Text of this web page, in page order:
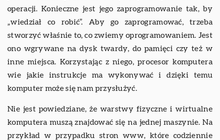
operacji. Konieczne jest jego zaprogramowanie tak, by
„wiedział co robić”. Aby go zaprogramować, trzeba
stworzyć właśnie to, co zwiemy oprogramowaniem. Jest
ono wgrywane na dysk twardy, do pamięci czy też w
inne miejsca. Korzystając z niego, procesor komputera
wie jakie instrukcje ma wykonywać i dzięki temu
komputer może się nam przysłużyć.
Nie jest powiedziane, że warstwy fizyczne i wirtualne
komputera muszą znajdować się na jednej maszynie. Na
przykład w przypadku stron www, które codziennie